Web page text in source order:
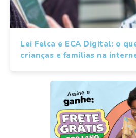
Lei Felca e ECA Digital: o
crianças e famílias na